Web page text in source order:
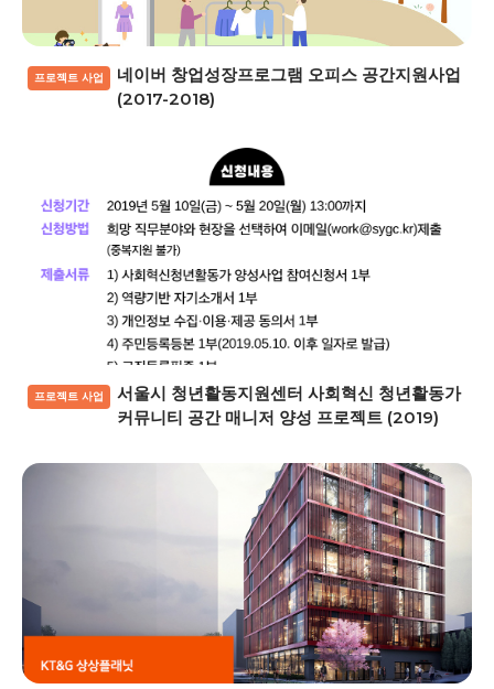
프로젝트 사업
네이버 창업성장프로그램 오피스 공간지원사업
(2017-2018)
프로젝트 사업
서울시 청년활동지원센터 사회혁신 청년활동가
커뮤니티 공간 매니저 양성 프로젝트 (2019)